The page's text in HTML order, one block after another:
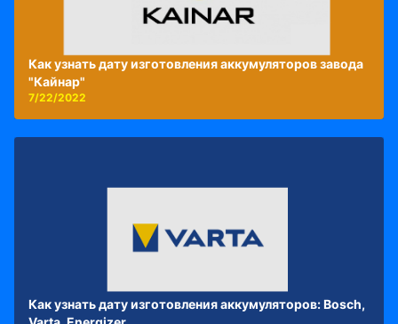
Как узнать дату изготовления аккумуляторов завода
"Кайнар"
7/22/2022
Как узнать дату изготовления аккумуляторов: Bosch,